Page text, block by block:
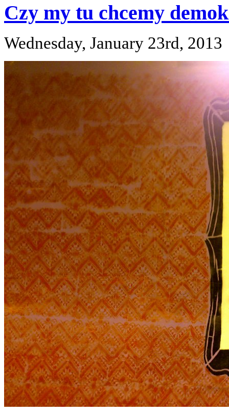
Czy my tu chcemy
Wednesday, January 23rd, 2013